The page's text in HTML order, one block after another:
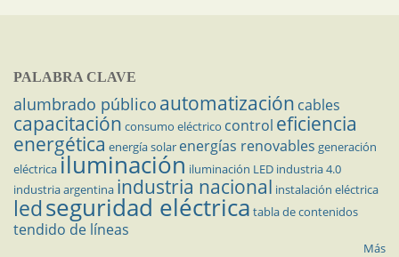
PALABRA CLAVE
alumbrado público automatización cables
capacitación consumo eléctrico control eficiencia
energética energía solar energías renovables generación
eléctricailuminación iluminación LED industria 4.0
industria argentina industria nacional instalación eléctrica
ledseguridad eléctrica tabla de contenidos
tendido de líneas
Más